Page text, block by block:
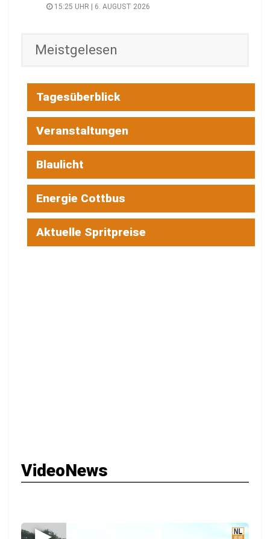
15:25 UHR | 6. AUGUST 2026
Meistgelesen
Tagesüberblick
Veranstaltungen
Blaulicht
Energie Cottbus
Aktuelle Spritpreise
VideoNews